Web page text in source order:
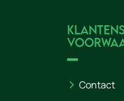
Contact